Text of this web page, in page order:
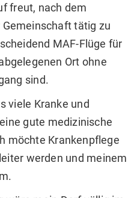
freut, nach dem
tätig zu
MAF-Flüge für
Ort ohne
sind.
viele Kranke und
gute medizinische
möchte Krankenpflege
werden und meinem